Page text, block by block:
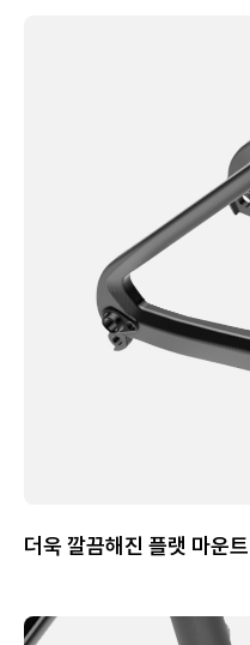
더욱 깔끔해진 플랫 마운